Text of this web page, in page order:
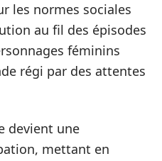
les normes sociales
au fil des épisodes
féminins
régi par des attentes
devient une
mettant en